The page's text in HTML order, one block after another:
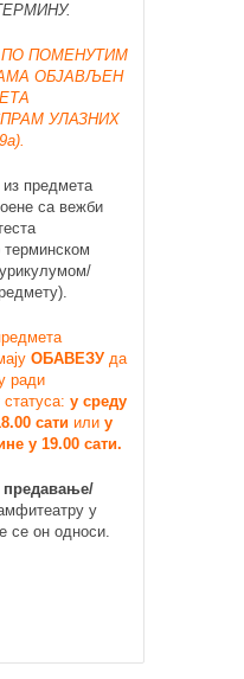
ПО ПОМЕНУТИМ
ОБЈАВЉЕН
УЛАЗНИХ
из предмета
са вежби
терминском
ОБАВЕЗУ да
ради
у среду
сати или у
у 19.00 сати.
у
се он односи.